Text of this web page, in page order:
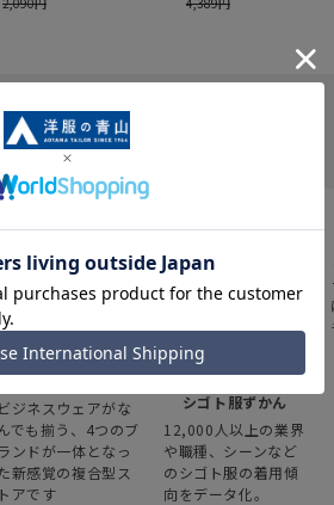
スーツスクエア
ビジネスウェアがな
でも揃う、4つのブ
ランドが一体となっ
新感覚の複合型ス
トアです
みんなの
シゴト服ずかん
12,000人以上の業界
や職種、シーンなど
のシゴト服の着用傾
向をデータ化。